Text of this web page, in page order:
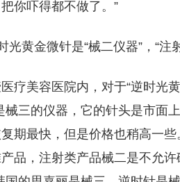
你吓得都不做了。”
光黄金微针是“械二仪器”，“
疗美容医院内，对于“逆时光
械三的仪器，它的针头是市面
期最快，但是价格也稍高一
品，注射类产品械二是不允